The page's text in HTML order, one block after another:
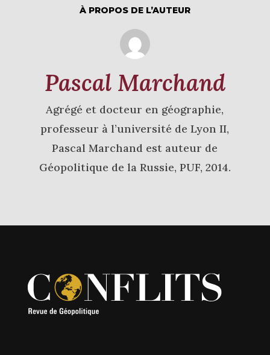
À PROPOS DE L’AUTEUR
Pascal Marchand
Agrégé et docteur en géographie,
professeur à l’université de Lyon II,
Pascal Marchand est auteur de
Géopolitique de la Russie, PUF, 2014.